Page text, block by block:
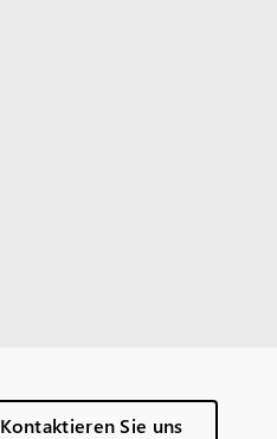
Kontaktieren Sie uns